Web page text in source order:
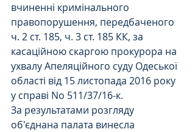
вчиненні кримінального
правопорушення, передбаченого
ч. 2 ст. 185, ч. 3 ст. 185 КК, за
касаційною скаргою прокурора на
ухвалу Апеляційного суду Одеської
області від 15 листопада 2016 року
у справі No 511/37/16-к.
За результатами розгляду
об'єднана палата винесла